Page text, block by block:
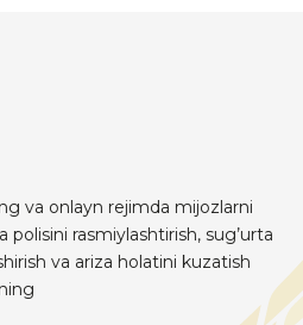
va onlayn rejimda mijozlarni
polisini rasmiylashtirish, sug’urta
va ariza holatini kuzatish